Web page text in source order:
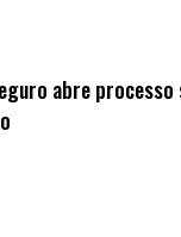
abre processo